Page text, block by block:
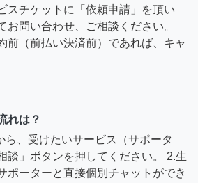
スチケットに「依頼申請」を頂い
お問い合わせ、ご相談ください。
前（前払い決済前）であれば、キャ
れは？
ら、受けたいサービス（サポータ
談」ボタンを押してください。 2.生
ポーターと直接個別チャットができ